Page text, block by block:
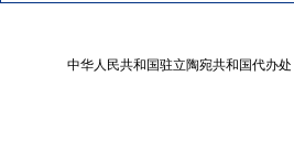
中华人民共和国驻立陶宛共和国代办处